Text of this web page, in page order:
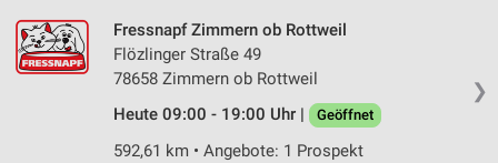
❯
Fressnapf Zimmern ob Rottweil
Flözlinger Straße 49
78658 Zimmern ob Rottweil
Heute 09:00 - 19:00 Uhr |
Geöffnet
592,61 km • Angebote: 1 Prospekt